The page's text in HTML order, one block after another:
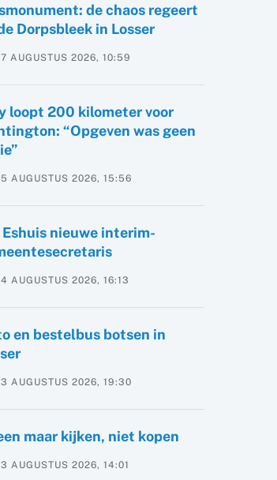
de chaos regeert
Dorpsbleek in Losser
7 AUGUSTUS 2026, 10:59
loopt 200 kilometer voor
“Opgeven was geen
5 AUGUSTUS 2026, 15:56
Eshuis nieuwe interim-
4 AUGUSTUS 2026, 16:13
en bestelbus botsen in
3 AUGUSTUS 2026, 19:30
maar kijken, niet kopen
3 AUGUSTUS 2026, 14:01